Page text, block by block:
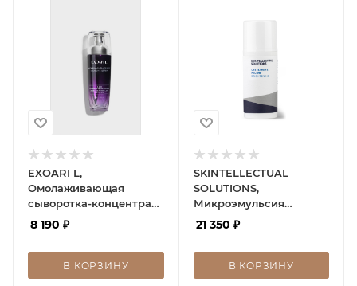
EXOARI L,
Омолаживающая
сыворотка-концентрат
с экзосомами
8 190 ₽
В КОРЗИНУ
SKINTELLECTUAL
SOLUTIONS,
Микроэмульсия
Cysteamine MiChro
21 350 ₽
В КОРЗИНУ